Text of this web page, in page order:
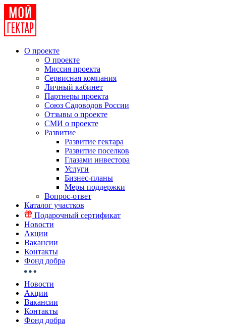
О проекте
О проекте
Миссия проекта
Сервисная компания
Личный кабинет
Партнеры проекта
Союз Садоводов России
Отзывы о проекте
СМИ о проекте
Развитие
Развитие гектара
Развитие поселков
Глазами инвестора
Услуги
Бизнес-планы
Меры поддержки
Вопрос-ответ
Каталог участков
Подарочный сертификат
Новости
Акции
Вакансии
Контакты
Фонд добра
Новости
Акции
Вакансии
Контакты
Фонд добра